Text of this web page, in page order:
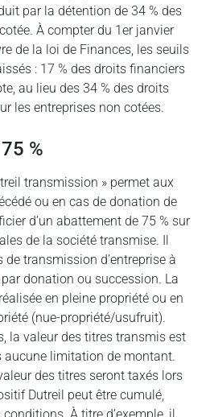
par la détention de 34 % des
À compter du 1er janvier
de la loi de Finances, les seuils
: 17 % des droits financiers
au lieu des 34 % des droits
les entreprises non cotées.
%
transmission » permet aux
ou en cas de donation de
d’un abattement de 75 % sur
de la société transmise. Il
transmission d’entreprise à
donation ou succession. La
en pleine propriété ou en
(nue-propriété/usufruit).
la valeur des titres transmis est
aucune limitation de montant.
des titres seront taxés lors
Dutreil peut être cumulé,
À titre d’exemple, il